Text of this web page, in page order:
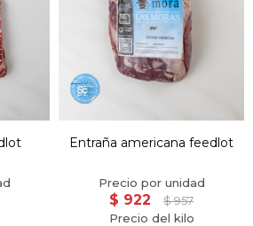
Entraña americana feedlot
$ 922 $ 957